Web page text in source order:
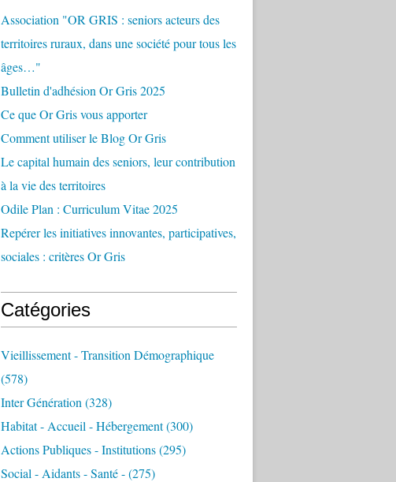
Association "OR GRIS : seniors acteurs des
territoires ruraux, dans une société pour tous les
âges…"
Bulletin d'adhésion Or Gris 2025
Ce que Or Gris vous apporter
Comment utiliser le Blog Or Gris
Le capital humain des seniors, leur contribution
à la vie des territoires
Odile Plan : Curriculum Vitae 2025
Repérer les initiatives innovantes, participatives,
sociales : critères Or Gris
Catégories
Vieillissement - Transition Démographique
(578)
Inter Génération (328)
Habitat - Accueil - Hébergement(300)
Actions Publiques - Institutions(295)
Social - Aidants - Santé -(275)